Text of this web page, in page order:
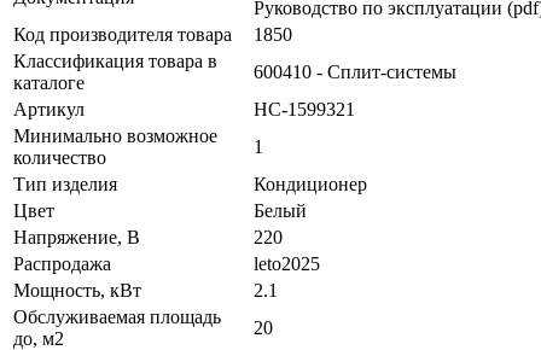
Руководство по эксплуатации
Код производителя товара
1850
Классификация товара в
каталоге
600410 - Сплит-системы
Артикул
НС-1599321
Минимально возможное
количество
1
Тип изделия
Кондиционер
Цвет
Белый
Напряжение, В
220
Распродажа
leto2025
Мощность, кВт
2.1
Обслуживаемая площадь
до, м2
20